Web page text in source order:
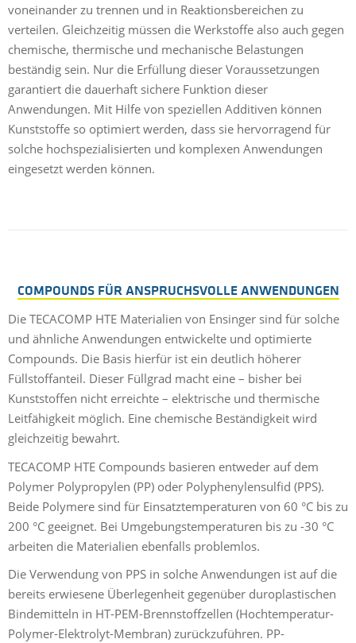
voneinander zu trennen und in Reaktionsbereichen zu
verteilen. Gleichzeitig müssen die Werkstoffe also auch gegen
chemische, thermische und mechanische Belastungen
beständig sein. Nur die Erfüllung dieser Voraussetzungen
garantiert die dauerhaft sichere Funktion dieser
Anwendungen. Mit Hilfe von speziellen Additiven können
Kunststoffe so optimiert werden, dass sie hervorragend für
solche hochspezialisierten und komplexen Anwendungen
eingesetzt werden können.
COMPOUNDS FÜR ANSPRUCHSVOLLE ANWENDUNGEN
Die TECACOMP HTE Materialien von Ensinger sind für solche
und ähnliche Anwendungen entwickelte und optimierte
Compounds. Die Basis hierfür ist ein deutlich höherer
Füllstoffanteil. Dieser Füllgrad macht eine – bisher bei
Kunststoffen nicht erreichte – elektrische und thermische
Leitfähigkeit möglich. Eine chemische Beständigkeit wird
gleichzeitig bewahrt.
TECACOMP HTE Compounds basieren entweder auf dem
Polymer Polypropylen (PP) oder Polyphenylensulfid (PPS).
Beide Polymere sind für Einsatztemperaturen von 60 °C bis zu
200 °C geeignet. Bei Umgebungstemperaturen bis zu -30 °C
arbeiten die Materialien ebenfalls problemlos.
Die Verwendung von PPS in solche Anwendungen ist auf die
bereits erwiesene Überlegenheit gegenüber duroplastischen
Bindemitteln in HT-PEM-Brennstoffzellen (Hochtemperatur-
Polymer-Elektrolyt-Membran) zurückzuführen. PP-